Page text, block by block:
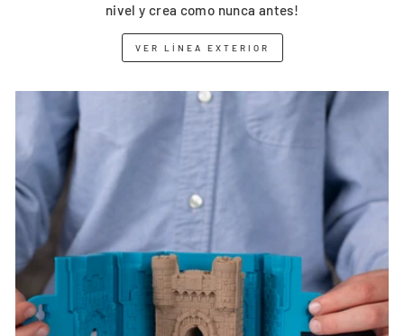
nivel y crea como nunca antes!
VER LÍNEA EXTERIOR